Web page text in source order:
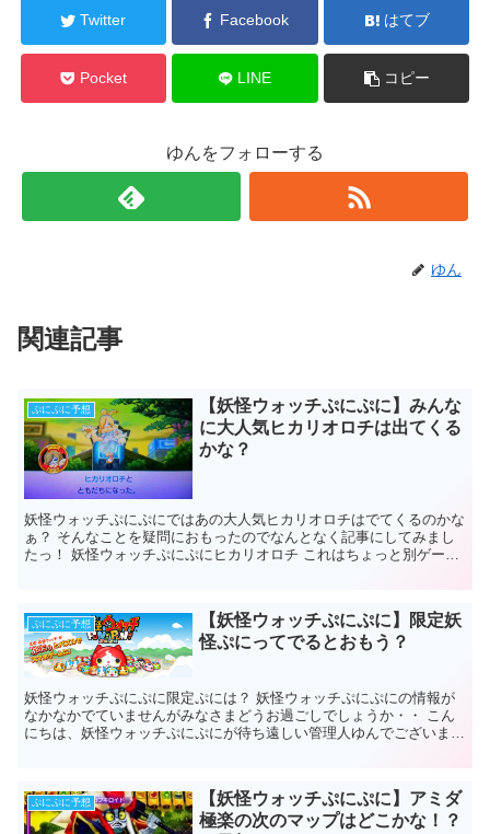
Twitter Facebook はてブ
Pocket LINE コピー
ゆんをフォローする
ゆん
関連記事
ぷにぷに予想
【妖怪ウォッチぷにぷに】みんな
に大人気ヒカリオロチは出てくる
かな？
妖怪ウォッチぷにぷにではあの大人気ヒカリオロチはでてくるのかな
ぁ？ そんなことを疑問におもったのでなんとなく記事にしてみまし
たっ！ 妖怪ウォッチぷにぷにヒカリオロチ これはちょっと別ゲーム
ぷにぷに予想
【妖怪ウォッチぷにぷに】限定妖
怪ぷにってでるとおもう？
妖怪ウォッチぷにぷに限定ぷには？ 妖怪ウォッチぷにぷにの情報が
なかなかでていませんがみなさまどうお過ごしでしょうか・・ こん
にちは、妖怪ウォッチぷにぷにが待ち遠しい管理人ゆんでございます
ぷにぷに予想
【妖怪ウォッチぷにぷに】アミダ
極楽の次のマップはどこかな！？